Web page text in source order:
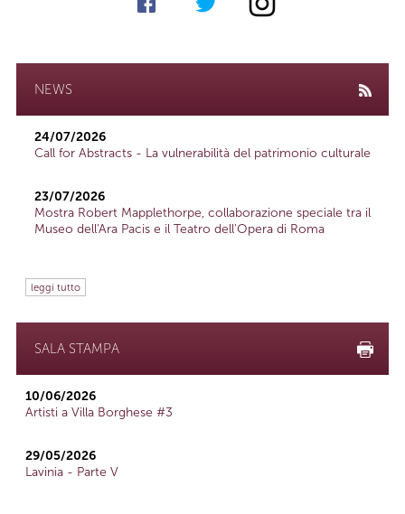
NEWS
24/07/2026
Call for Abstracts - La vulnerabilità del patrimonio culturale
23/07/2026
Mostra Robert Mapplethorpe, collaborazione speciale tra il
Museo dell'Ara Pacis e il Teatro dell'Opera di Roma
leggi tutto
SALA STAMPA
10/06/2026
Artisti a Villa Borghese #3
29/05/2026
Lavinia - Parte V